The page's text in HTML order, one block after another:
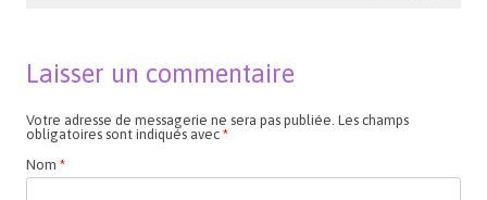
Laisser un commentaire
Votre adresse de messagerie ne sera pas publiée. Les champs
obligatoires sont indiqués avec *
Nom *